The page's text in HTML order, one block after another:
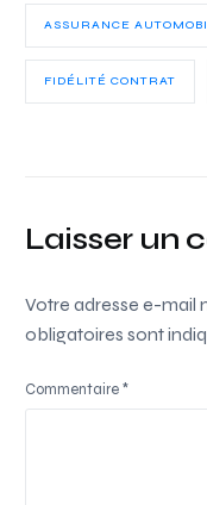
ASSURANCE
FIDÉLITÉ CONTRAT
Laisser un
Votre adresse e-mail
obligatoires sont
Commentaire*